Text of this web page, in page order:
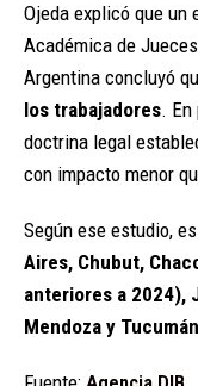
Ojeda explicó que un
Académica de
Argentina concluyó
los trabajadores.
doctrina legal
con impacto menor
Según ese estudio,
Aires, Chubut,
anteriores a 2024),
Mendoza y